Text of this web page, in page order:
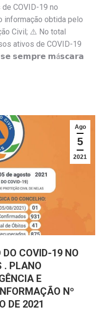
COVID-19 no
informação obtida pelo
Civil; ⚠️ No total
ativos de COVID-19
𝗨𝘀𝗲 𝘀𝗲𝗺𝗽𝗿𝗲 𝗺á𝘀𝗰𝗮𝗿𝗮
Ago
5
2021
COVID-19 NO
. PLANO
E
Nº
DE 2021